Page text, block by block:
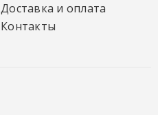
Доставка и оплата
Контакты